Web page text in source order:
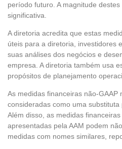
período futuro. A magnitude
significativa.
A diretoria acredita que estas
úteis para a diretoria, investidores
suas análises dos negócios e
empresa. A diretoria também usa
propósitos de planejamento
As medidas financeiras não-GAAP
consideradas como uma substituta
Além disso, as medidas
apresentadas pela AAM podem
medidas com nomes similares,